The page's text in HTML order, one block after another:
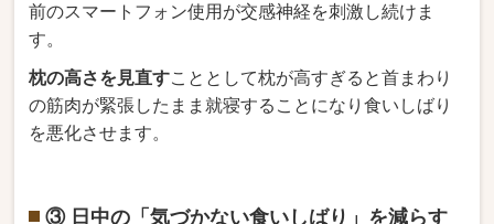
前のスマートフォン使用が交感神経を刺激し続けま
す。
枕の高さを見直すこととして枕が高すぎると首まわり
の筋肉が緊張したまま就寝することになり食いしばり
を悪化させます。
③ 日中の「気づかない食いしばり」を減らす